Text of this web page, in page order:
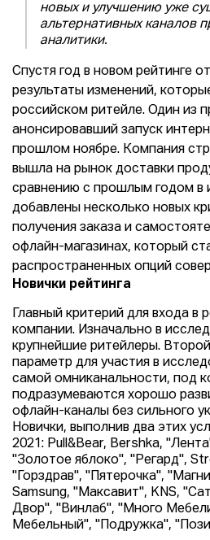
новых и улучшению уже
альтернативных каналов
аналитики.
Спустя год в новом рейтинге
результаты изменений,
российском ритейле. Один из
анонсировавший запуск
прошлом ноябре. Компания
вышла на рынок доставки
сравнению с прошлым годом в
добавлены несколько новых
получения заказа и
офлайн-магазинах, который
распространенных опций
Новички рейтинга
Главный критерий для входа в
компании. Изначально в
крупнейшие ритейлеры.
параметр для участия в
самой омниканальности, под
подразумеваются хорошо
офлайн-каналы без сильного
Новички, выполнив два этих
2021: Pull&Bear, Bershka,
"Золотое яблоко", "Регард",
"Горздрав", "Пятерочка",
Samsung, "Максавит", KNS,
Двор", "Винлаб", "Много
Мебельный", "Подружка",